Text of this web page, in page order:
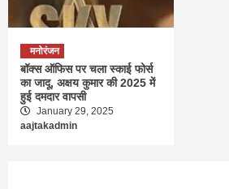
मनोरंजन
बॉक्स ऑफिस पर चला स्काई फोर्स
का जादू, अक्षय कुमार की 2025 में
हुई दमदार वापसी
January 29, 2025
aajtakadmin